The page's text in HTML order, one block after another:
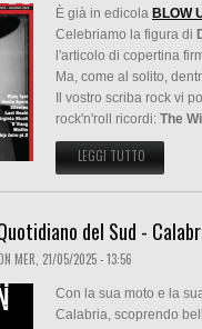
È già in edicola BLOW
Celebriamo la figura di
l'articolo di copertina
Ma, come al solito,
Il vostro scriba rock vi
rock'n'roll ricordi: The
LEGGI TUTTO
del Sud -
MER, 21/05/2025 - 13:56
Con la sua moto e la
Calabria, scoprendo